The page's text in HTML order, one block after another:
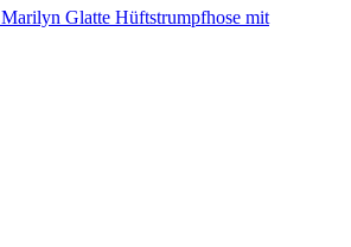
Marilyn Glatte Hüftstrumpfhose mit